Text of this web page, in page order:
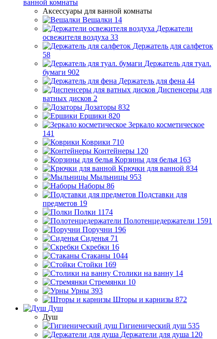
ванной комнаты
Аксессуары для ванной комнаты
Вешалки 14
Держатели
освежителя воздуха 33
Держатель для салфеток
58
Держатель для туал.
бумаги 902
Держатель для фена 44
Диспенсеры для
ватных дисков 2
Дозаторы 832
Ершики 820
Зеркало косметическое
141
Коврики 710
Контейнеры 120
Корзины для белья 163
Крючки для ванной 834
Мыльницы 953
Наборы 86
Подставки для
предметов 19
Полки 1174
Полотенцедержатели 1591
Поручни 196
Сиденья 71
Скребки 16
Стаканы 1044
Стойки 169
Столики на ванну 14
Стремянки 10
Урны 393
Шторы и карнизы 872
Душ
Душ
Гигиенический душ 535
Держатели для душа 120